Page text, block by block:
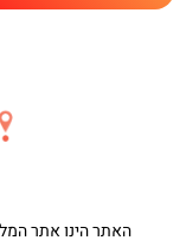
האתר הינו אתר